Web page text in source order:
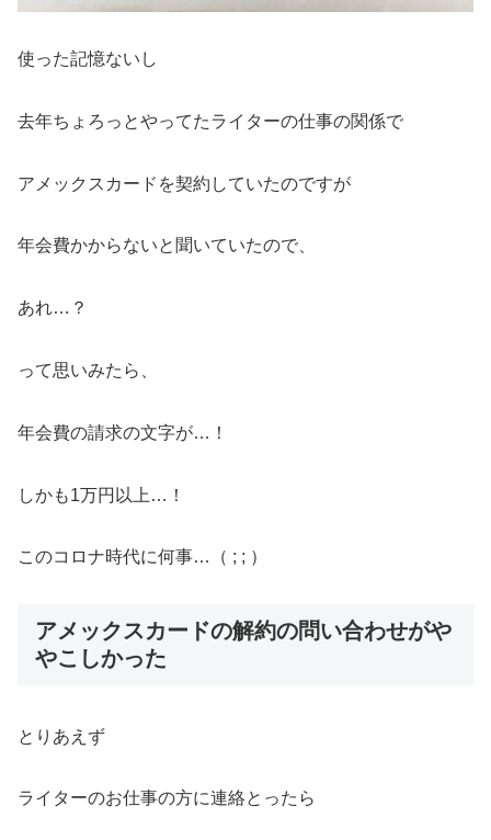
使った記憶ないし
去年ちょろっとやってたライターの仕事の関係で
アメックスカードを契約していたのですが
年会費かからないと聞いていたので、
あれ…？
って思いみたら、
年会費の請求の文字が…！
しかも1万円以上…！
このコロナ時代に何事…（ ; ; ）
アメックスカードの解約の問い合わせがや
やこしかった
とりあえず
ライターのお仕事の方に連絡とったら